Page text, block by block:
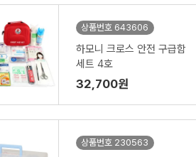
상품번호 643606
하모니 크로스 안전 구급함
세트 4호
32,700원
상품번호 230563